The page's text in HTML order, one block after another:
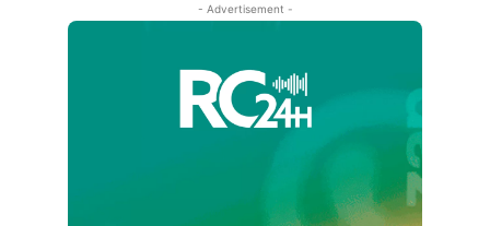
- Advertisement -